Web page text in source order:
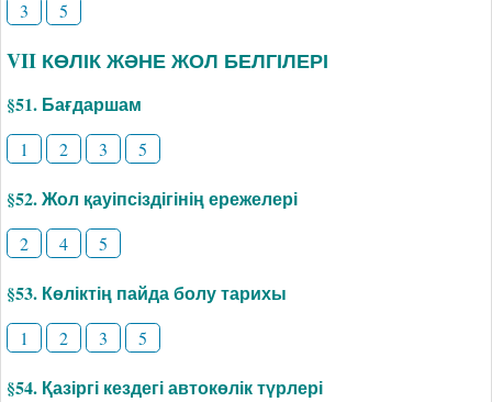
3 5
VII КӨЛІК ЖӘНЕ ЖОЛ БЕЛГІЛЕРІ
§51. Бағдаршам
1 2 3 5
§52. Жол қауіпсіздігінің ережелері
2 4 5
§53. Көліктің пайда болу тарихы
1 2 3 5
§54. Қазіргі кездегі автокөлік түрлері